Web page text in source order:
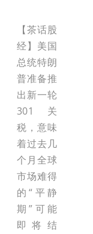
【茶话股
经】美国
总统特朗
普准备推
出新一轮
301关
税，意味
着过去几
个月全球
市场难得
的“平静
期”可能
即将结